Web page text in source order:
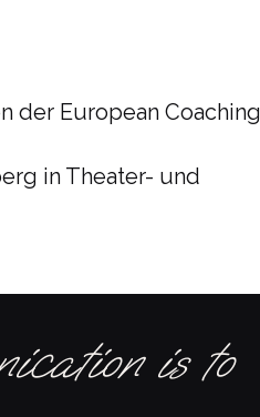
der European Coaching
in Theater- und
is to